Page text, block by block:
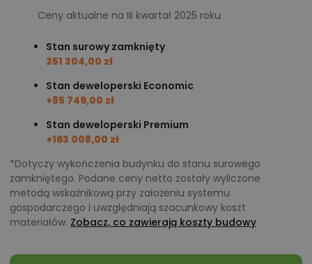
Ceny aktualne na III kwartał 2025 roku
Stan surowy zamknięty
251 304,00 zł
Stan deweloperski Economic
+85 749,00 zł
Stan deweloperski Premium
+163 008,00 zł
*Dotyczy wykończenia budynku do stanu surowego
zamkniętego. Podane ceny netto zostały wyliczone
metodą wskaźnikową przy założeniu systemu
gospodarczego i uwzględniają szacunkowy koszt
materiałów. Zobacz, co zawierają koszty budowy